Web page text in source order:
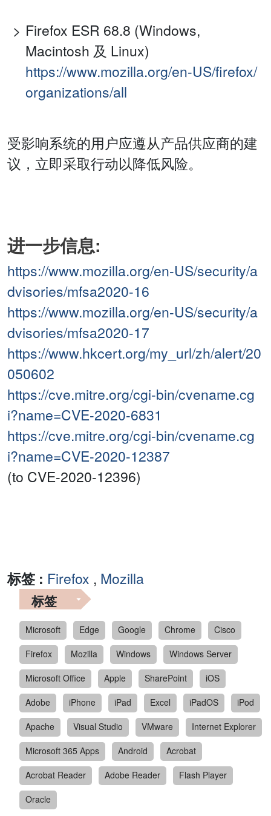
Firefox ESR 68.8 (Windows,
Macintosh 及 Linux)
https://www.mozilla.org/en-US/firefox/
organizations/all
受影响系统的用户应遵从产品供应商的建
议，立即采取行动以降低风险。
进一步信息:
https://www.mozilla.org/en-US/security/a
dvisories/mfsa2020-16
https://www.mozilla.org/en-US/security/a
dvisories/mfsa2020-17
https://www.hkcert.org/my_url/zh/alert/20
050602
https://cve.mitre.org/cgi-bin/cvename.cg
i?name=CVE-2020-6831
https://cve.mitre.org/cgi-bin/cvename.cg
i?name=CVE-2020-12387
(to CVE-2020-12396)
标签 : Firefox , Mozilla
标签
Microsoft Edge Google Chrome
Cisco
Firefox
Mozilla Windows
Windows Server
Microsoft Office
Apple SharePoint
iOS
Adobe
iPhone iPad Excel iPadOS
iPod
Apache
Visual Studio VMware
Internet Explorer
Microsoft 365 Apps
Android
Acrobat
Acrobat Reader
Adobe Reader
Flash Player
Oracle